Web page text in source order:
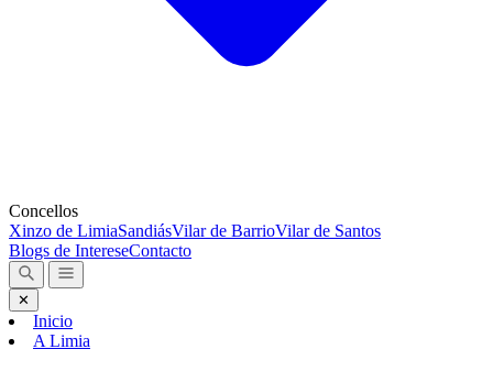
Concellos
Xinzo de LimiaSandiásVilar de BarrioVilar de Santos
Blogs de IntereseContacto
✕
Inicio
A Limia